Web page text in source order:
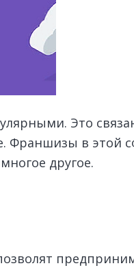
Это
в этой
другое.